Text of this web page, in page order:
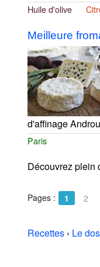
Huile d'olive
Meilleure
d'affinage
Paris
Découvrez plein
Pages : 1 2
Recettes › Le